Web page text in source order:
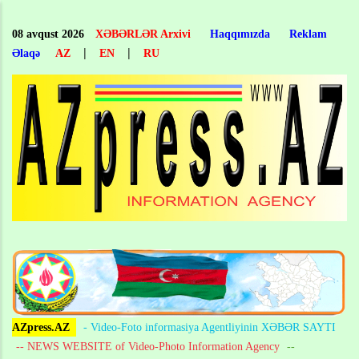
main
content
08 avqust 2026 XƏBƏRLƏR Arxivi Haqqımızda
Reklam
Əlaqə
AZ | EN | RU
AZpress.AZ
- Video-Foto informasiya Agentliyinin XƏBƏR SAYTI
-- NEWS WEBSITE of Video-Photo Information Agency --